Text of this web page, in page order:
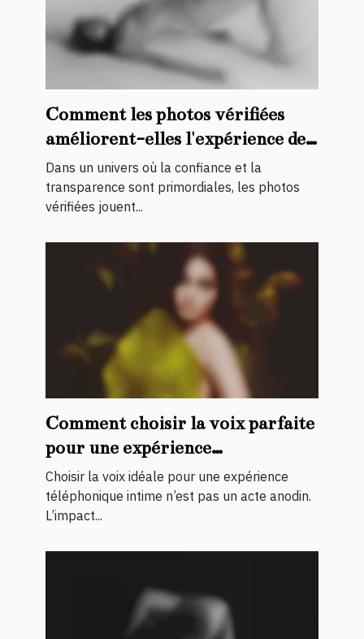
Comment les photos vérifiées
améliorent-elles l'expérience des
services d'accompagnement ?
Dans un univers où la confiance et la
transparence sont primordiales, les photos
vérifiées jouent...
Comment choisir la voix parfaite
pour une expérience
téléphonique intime ?
Choisir la voix idéale pour une expérience
téléphonique intime n’est pas un acte anodin.
L’impact...